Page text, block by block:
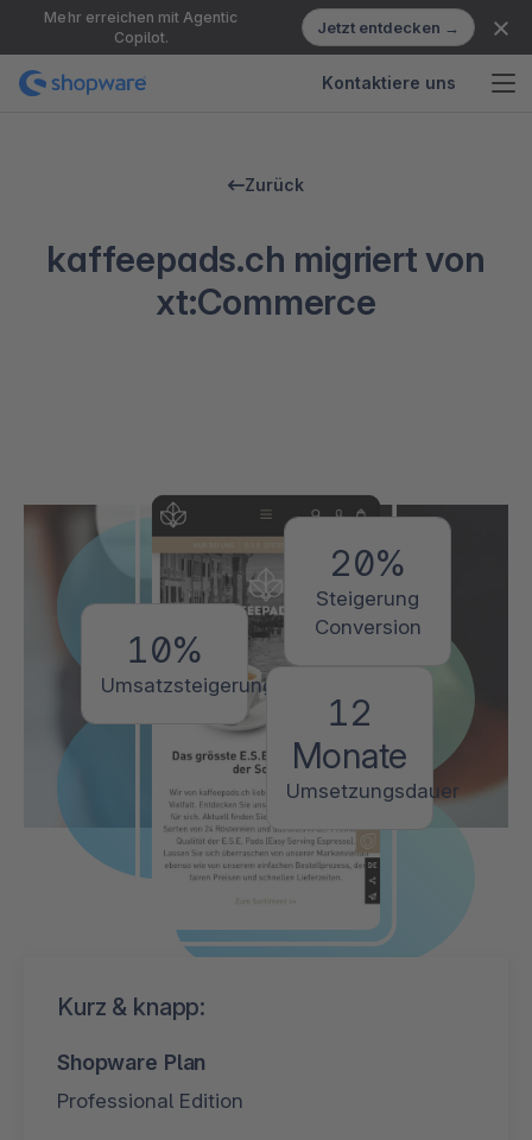
Mehr erreichen mit Agentic
Copilot.
Jetzt entdecken →
Kontaktiere uns
Zurück
kaffeepads.ch migriert von
xt:Commerce
20%
Steigerung
Conversion
10%
Umsatzsteigerung
12
Monate
Umsetzungsdauer
Kurz & knapp:
Shopware Plan
Professional Edition